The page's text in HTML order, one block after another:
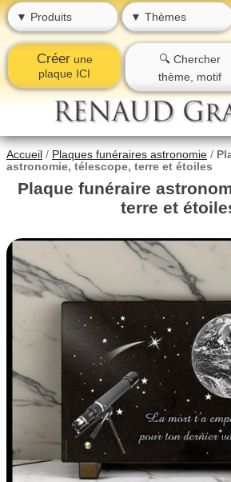
▼ Produits ▼ Thèmes
Créerune
plaque ICI
🔍 Chercher
thème, motif
Accueil / Plaques funéraires astronomie /
astronomie, télescope, terre et étoiles
Plaque funéraire
terre et